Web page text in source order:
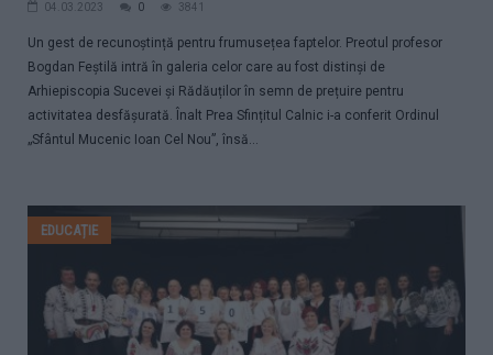
04.03.2023 0 3841
Un gest de recunoștință pentru frumusețea faptelor. Preotul profesor
Bogdan Feștilă intră în galeria celor care au fost distinși de
Arhiepiscopia Sucevei și Rădăuților în semn de prețuire pentru
activitatea desfășurată. Înalt Prea Sfințitul Calnic i-a conferit Ordinul
„Sfântul Mucenic Ioan Cel Nou”, însă...
EDUCAȚIE